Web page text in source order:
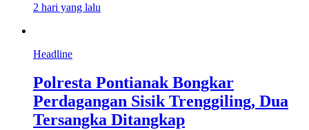
2 hari yang lalu
Headline
Polresta Pontianak Bongkar
Perdagangan Sisik Trenggiling, Dua
Tersangka Ditangkap